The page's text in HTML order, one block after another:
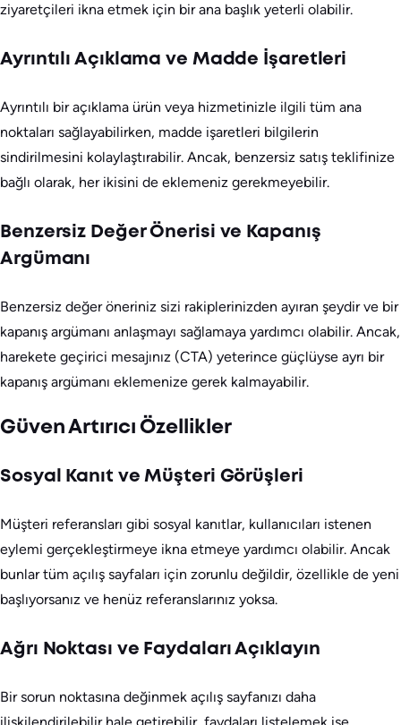
ziyaretçileri ikna etmek için bir ana başlık yeterli olabilir.
Ayrıntılı Açıklama ve Madde İşaretleri
Ayrıntılı bir açıklama ürün veya hizmetinizle ilgili tüm ana
noktaları sağlayabilirken, madde işaretleri bilgilerin
sindirilmesini kolaylaştırabilir. Ancak, benzersiz satış teklifinize
bağlı olarak, her ikisini de eklemeniz gerekmeyebilir.
Benzersiz Değer Önerisi ve Kapanış
Argümanı
Benzersiz değer öneriniz sizi rakiplerinizden ayıran şeydir ve bir
kapanış argümanı anlaşmayı sağlamaya yardımcı olabilir. Ancak,
harekete geçirici mesajınız (CTA) yeterince güçlüyse ayrı bir
kapanış argümanı eklemenize gerek kalmayabilir.
Güven Artırıcı Özellikler
Sosyal Kanıt ve Müşteri Görüşleri
Müşteri referansları gibi sosyal kanıtlar, kullanıcıları istenen
eylemi gerçekleştirmeye ikna etmeye yardımcı olabilir. Ancak
bunlar tüm açılış sayfaları için zorunlu değildir, özellikle de yeni
başlıyorsanız ve henüz referanslarınız yoksa.
Ağrı Noktası ve Faydaları Açıklayın
Bir sorun noktasına değinmek açılış sayfanızı daha